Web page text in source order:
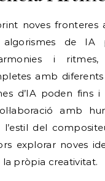
noves fronteres
algorismes de IA
i
amb diferents
d’IA poden fins
amb
l’estil del
explorar noves
pròpia creativitat.